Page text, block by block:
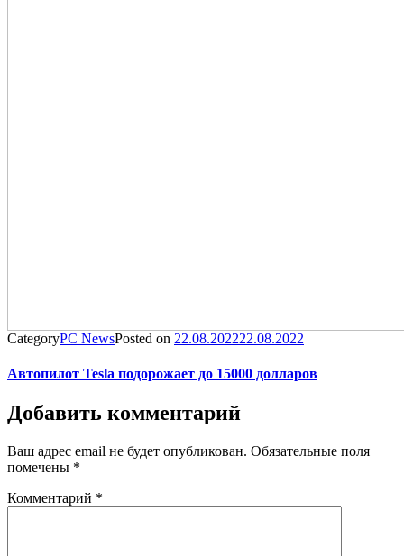
CategoryPC NewsPosted on 22.08.202222.08.2022
Автопилот Tesla подорожает до 15000 долларов
Добавить комментарий
Ваш адрес email не будет опубликован. Обязательные поля
помечены *
Комментарий *